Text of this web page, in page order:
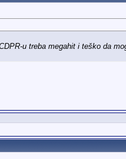
u treba megahit i teško da